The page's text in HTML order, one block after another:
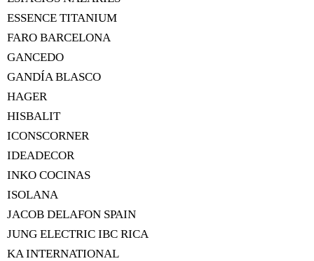
ESSENCE TITANIUM
FARO BARCELONA
GANCEDO
GANDÍA BLASCO
HAGER
HISBALIT
ICONSCORNER
IDEADECOR
INKO COCINAS
ISOLANA
JACOB DELAFON SPAIN
JUNG ELECTRIC IBC RICA
KA INTERNATIONAL